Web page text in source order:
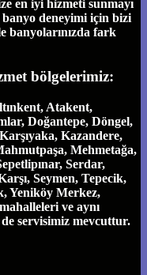
en iyi hizmeti sunmayı
deneyimi için bizi
banyolarınızda fark
bölgelerimiz:
Atakent,
Doğantepe, Döngel,
Kazandere,
Mehmetağa,
Serdar,
Seymen, Tepecik,
Yeniköy Merkez,
ve aynı
servisimiz mevcuttur.